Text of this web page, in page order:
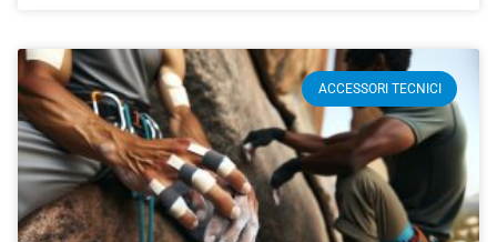
ACCESSORI TECNICI